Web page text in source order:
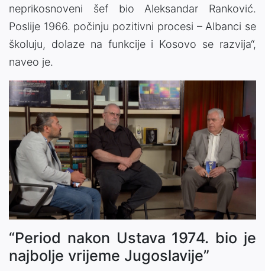
neprikosnoveni šef bio Aleksandar Ranković.
Poslije 1966. počinju pozitivni procesi – Albanci se
školuju, dolaze na funkcije i Kosovo se razvija“,
naveo je.
“Period nakon Ustava 1974. bio je
najbolje vrijeme Jugoslavije”